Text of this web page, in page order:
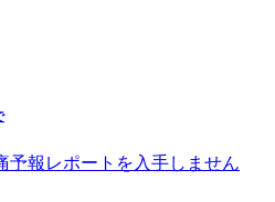
予報レポートを入手しません